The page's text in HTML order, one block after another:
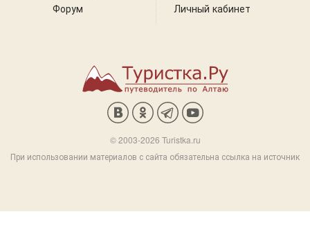
Форум
Личный кабинет
© 2003-2026 Turistka.ru
При использовании материалов с сайта обязательна ссылка на источник